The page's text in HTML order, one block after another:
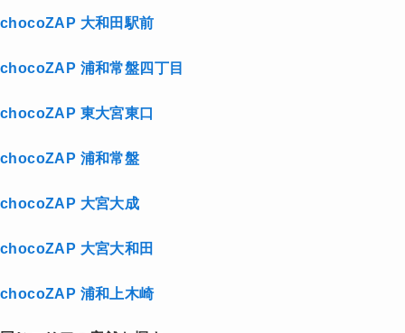
chocoZAP 大和田駅前
chocoZAP 浦和常盤四丁目
chocoZAP 東大宮東口
chocoZAP 浦和常盤
chocoZAP 大宮大成
chocoZAP 大宮大和田
chocoZAP 浦和上木崎